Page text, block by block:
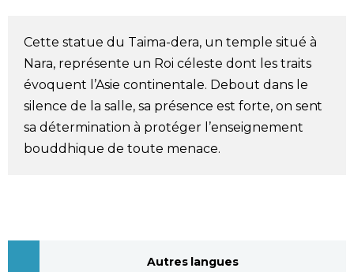
Le japonais
En plus
Données
Personnages
official SNS
Cette statue du Taima-dera, un temple situé à
Nara, représente un Roi céleste dont les traits
évoquent l’Asie continentale. Debout dans le
silence de la salle, sa présence est forte, on sent
sa détermination à protéger l’enseignement
bouddhique de toute menace.
Autres langues